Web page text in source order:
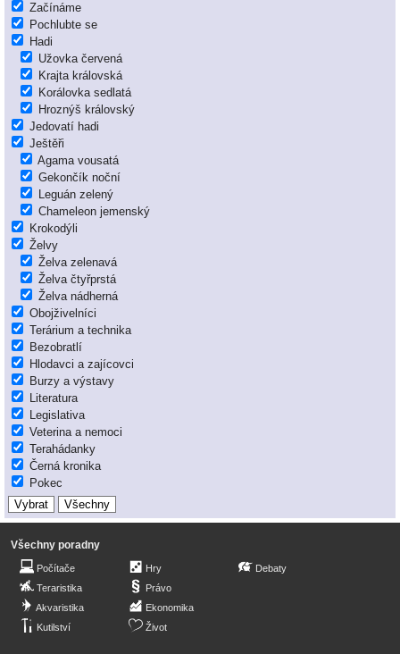
Začínáme
Pochlubte se
Hadi
Užovka červená
Krajta královská
Korálovka sedlatá
Hroznýš královský
Jedovatí hadi
Ještěři
Agama vousatá
Gekončík noční
Leguán zelený
Chameleon jemenský
Krokodýli
Želvy
Želva zelenavá
Želva čtyřprstá
Želva nádherná
Obojživelníci
Terárium a technika
Bezobratlí
Hlodavci a zajícovci
Burzy a výstavy
Literatura
Legislativa
Veterina a nemoci
Terahádanky
Černá kronika
Pokec
Všechny poradny
Počítače
Teraristika
Akvaristika
Kutilství
Hry
Právo
Ekonomika
Život
Debaty